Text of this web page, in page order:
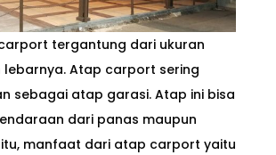
tergantung dari ukuran
lebarnya. Atap carport sering
sebagai atap garasi. Atap ini bisa
dari panas maupun
itu, manfaat dari atap carport yaitu